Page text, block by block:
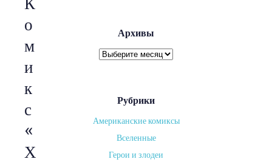
К
о
м
и
к
с
«
Х
Архивы
Архивы
Рубрики
Американские комиксы
Вселенные
Герои и злодеи